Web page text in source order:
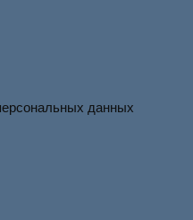
данных